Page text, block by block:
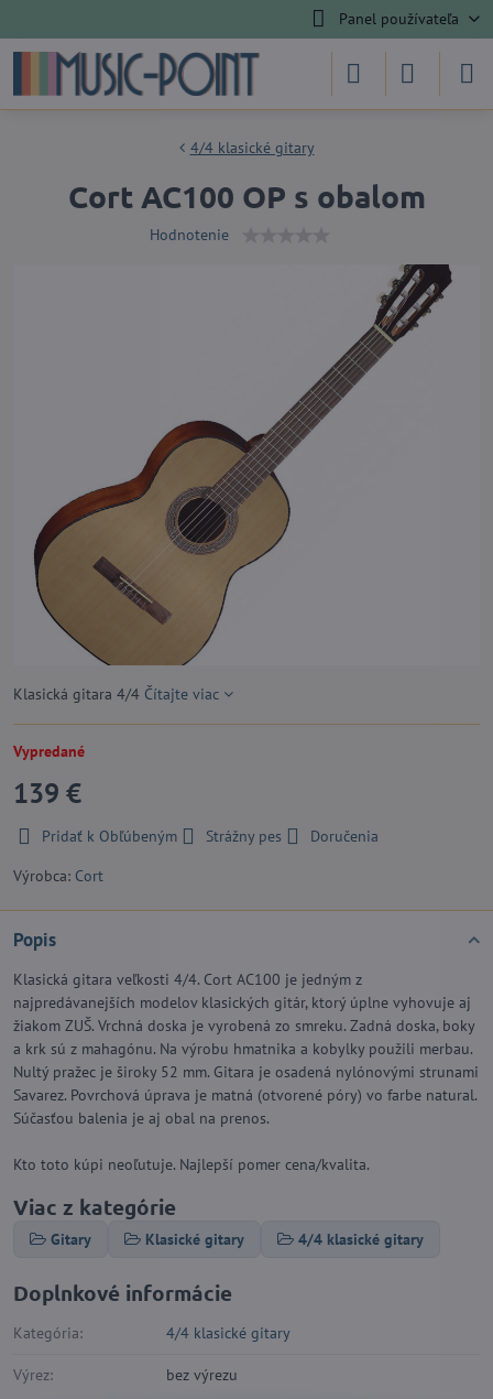
Panel používateľa
4/4 klasické gitary
Cort AC100 OP s obalom
Hodnotenie
Klasická gitara 4/4 Čítajte viac
Vypredané
139 €
Pridať k Obľúbeným Strážny pes
Doručenia
Výrobca: Cort
Popis
Klasická gitara veľkosti 4/4. Cort AC100 je jedným z
najpredávanejších modelov klasických gitár, ktorý úplne vyhovuje aj
žiakom ZUŠ. Vrchná doska je vyrobená zo smreku. Zadná doska, boky
a krk sú z mahagónu. Na výrobu hmatnika a kobylky použili merbau.
Nultý pražec je široky 52 mm. Gitara je osadená nylónovými strunami
Savarez. Povrchová úprava je matná (otvorené póry) vo farbe natural.
Súčasťou balenia je aj obal na prenos.
Kto toto kúpi neoľutuje. Najlepší pomer cena/kvalita.
Viac z kategórie
Gitary Klasické gitary 4/4 klasické gitary
Doplnkové informácie
Kategória: 4/4 klasické gitary
Výrez: bez výrezu